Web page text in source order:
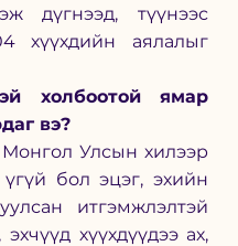
дүгнээд, түүнээс
хүүхдийн аялалыг
холбоотой ямар
вэ?
Монгол Улсын хилээр
үгүй бол эцэг, эхийн
итгэмжлэлтэй
хүүхдүүдээ ах,